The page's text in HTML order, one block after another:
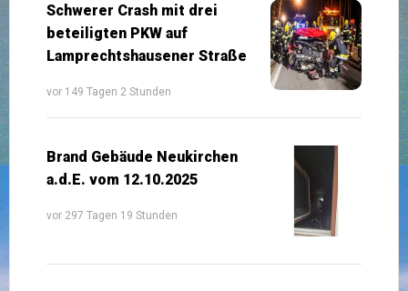
Schwerer Crash mit drei
beteiligten PKW auf
Lamprechtshausener Straße
vor 149 Tagen 2 Stunden
Brand Gebäude Neukirchen
a.d.E. vom 12.10.2025
vor 297 Tagen 19 Stunden